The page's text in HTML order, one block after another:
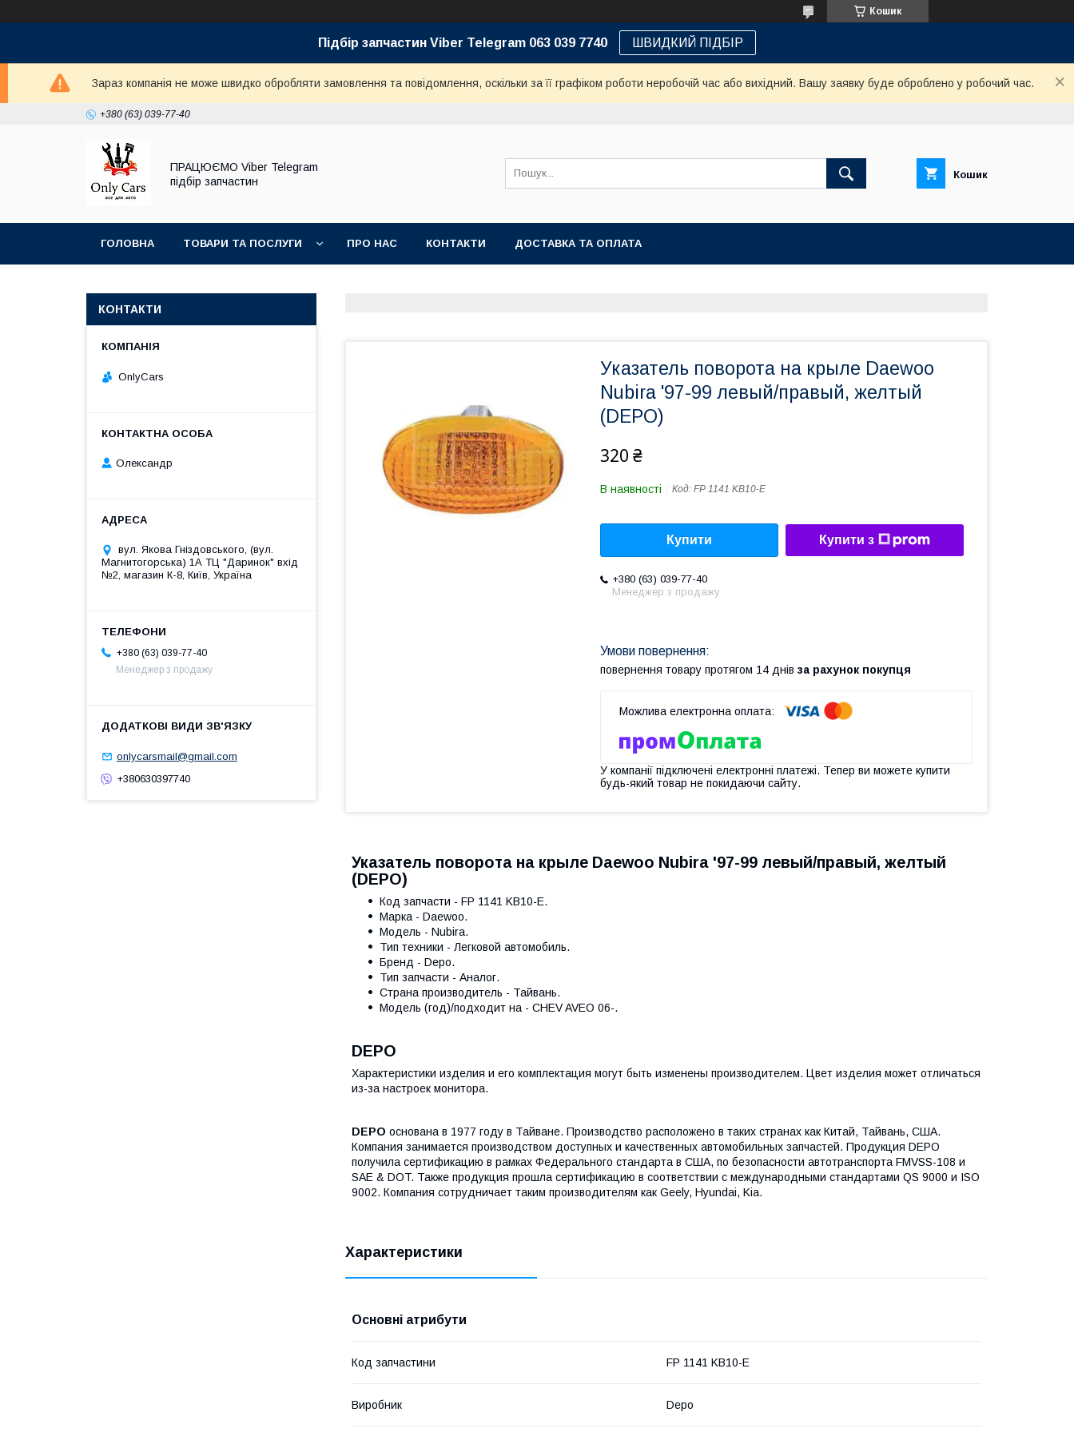
Кошик
Підбір запчастин Viber Telegram 063 039 7740 ШВИДКИЙ ПІДБІР
Зараз компанія не може швидко обробляти замовлення та повідомлення, оскільки за її графіком роботи неробочій час або вихідний. Вашу заявку буде оброблено у робочий час.
+380 (63) 039-77-40
ПРАЦЮЄМО Viber Telegram
підбір запчастин
Кошик
ГОЛОВНА ТОВАРИ ТА ПОСЛУГИ ПРО НАС КОНТАКТИ ДОСТАВКА ТА ОПЛАТА
Указатель поворота на крыле Daewoo
Nubira '97-99 левый/правый, желтый
(DEPO)
320 ₴
В наявності Код: FP 1141 KB10-E
Купити Купити з
+380 (63) 039-77-40
Менеджер з продажу
повернення товару протягом 14 днів за рахунок покупця
У компанії підключені електронні платежі. Тепер ви можете купити
будь-який товар не покидаючи сайту.
Указатель поворота на крыле Daewoo Nubira '97-99 левый/правый, желтый
(DEPO)
Код запчасти - FP 1141 KB10-E.
Марка - Daewoo.
Модель - Nubira.
Тип техники - Легковой автомобиль.
Бренд - Depo.
Тип запчасти - Аналог.
Страна производитель - Тайвань.
Модель (год)/подходит на - CHEV AVEO 06-.
DEPO
Характеристики изделия и его комплектация могут быть изменены производителем. Цвет изделия может отличаться
из-за настроек монитора.
DEPO основана в 1977 году в Тайване. Производство расположено в таких странах как Китай, Тайвань, США.
Компания занимается производством доступных и качественных автомобильных запчастей. Продукция DEPO
получила сертификацию в рамках Федерального стандарта в США, по безопасности автотранспорта FMVSS-108 и
SAE & DOT. Также продукция прошла сертификацию в соответствии с международными стандартами QS 9000 и ISO
9002. Компания сотрудничает таким производителям как Geely, Hyundai, Kia.
Характеристики
Основні атрибути
Код запчастини FP 1141 KB10-E
Виробник Depo
КОНТАКТИ
OnlyCars
Олександр
вул. Якова Гніздовського, (вул.
Магнитогорська) 1А ТЦ "Даринок" вхід
№2, магазин К-8, Київ, Україна
+380 (63) 039-77-40
Менеджер з продажу
onlycarsmail@gmail.com
+380630397740